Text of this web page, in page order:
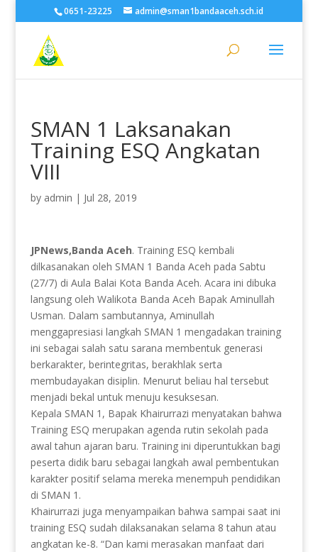
0651-23225 admin@sman1bandaaceh.sch.id
SMAN 1 Laksanakan
Training ESQ Angkatan
VIII
by admin | Jul 28, 2019
JPNews,Banda Aceh. Training ESQ kembali
dilkasanakan oleh SMAN 1 Banda Aceh pada Sabtu
(27/7) di Aula Balai Kota Banda Aceh. Acara ini dibuka
langsung oleh Walikota Banda Aceh Bapak Aminullah
Usman. Dalam sambutannya, Aminullah
menggapresiasi langkah SMAN 1 mengadakan training
ini sebagai salah satu sarana membentuk generasi
berkarakter, berintegritas, berakhlak serta
membudayakan disiplin. Menurut beliau hal tersebut
menjadi bekal untuk menuju kesuksesan.
Kepala SMAN 1, Bapak Khairurrazi menyatakan bahwa
Training ESQ merupakan agenda rutin sekolah pada
awal tahun ajaran baru. Training ini diperuntukkan bagi
peserta didik baru sebagai langkah awal pembentukan
karakter positif selama mereka menempuh pendidikan
di SMAN 1.
Khairurrazi juga menyampaikan bahwa sampai saat ini
training ESQ sudah dilaksanakan selama 8 tahun atau
angkatan ke-8. “Dan kami merasakan manfaat dari